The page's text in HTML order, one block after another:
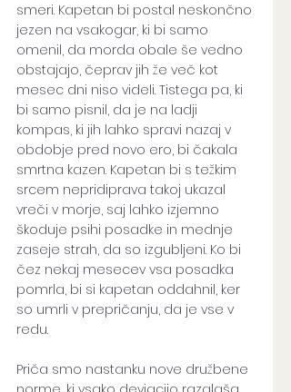
smeri. Kapetan bi postal neskončno
jezen na vsakogar, ki bi samo
omenil, da morda obale še vedno
obstajajo, čeprav jih že več kot
mesec dni niso videli. Tistega pa, ki
bi samo pisnil, da je na ladji
kompas, ki jih lahko spravi nazaj v
obdobje pred novo ero, bi čakala
smrtna kazen. Kapetan bi s težkim
srcem nepridiprava takoj ukazal
vreči v morje, saj lahko izjemno
škoduje psihi posadke in mednje
zaseje strah, da so izgubljeni. Ko bi
čez nekaj mesecev vsa posadka
pomrla, bi si kapetan oddahnil, ker
so umrli v prepričanju, da je vse v
redu.
Priča smo nastanku nove družbene